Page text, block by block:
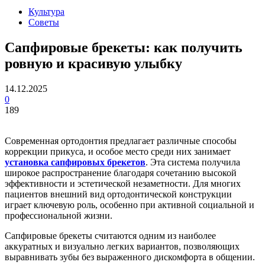
Культура
Советы
Сапфировые брекеты: как получить
ровную и красивую улыбку
14.12.2025
0
189
Современная ортодонтия предлагает различные способы
коррекции прикуса, и особое место среди них занимает
установка сапфировых брекетов. Эта система получила
широкое распространение благодаря сочетанию высокой
эффективности и эстетической незаметности. Для многих
пациентов внешний вид ортодонтической конструкции
играет ключевую роль, особенно при активной социальной и
профессиональной жизни.
Сапфировые брекеты считаются одним из наиболее
аккуратных и визуально легких вариантов, позволяющих
выравнивать зубы без выраженного дискомфорта в общении.